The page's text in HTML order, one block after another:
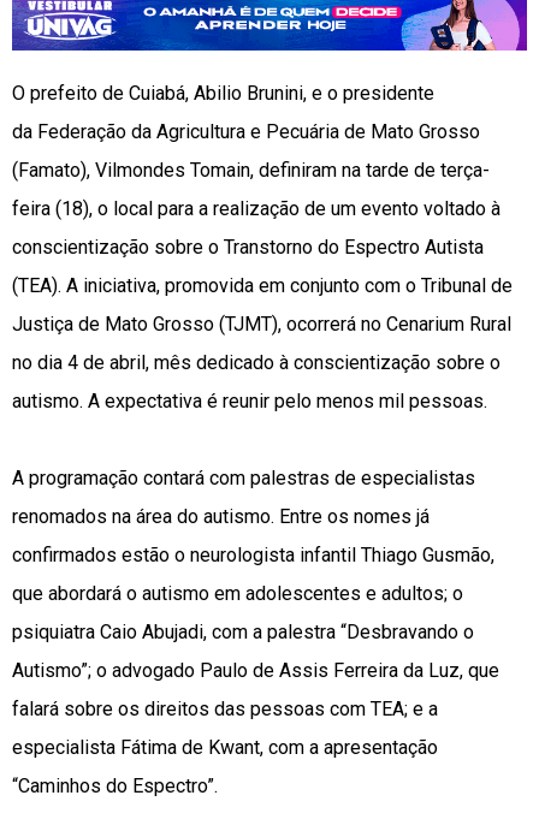
O prefeito de Cuiabá, Abilio Brunini, e o presidente
da Federação da Agricultura e Pecuária de Mato Grosso
(Famato), Vilmondes Tomain, definiram na tarde de terça-
feira (18), o local para a realização de um evento voltado à
conscientização sobre o Transtorno do Espectro Autista
(TEA). A iniciativa, promovida em conjunto com o Tribunal de
Justiça de Mato Grosso (TJMT), ocorrerá no Cenarium Rural
no dia 4 de abril, mês dedicado à conscientização sobre o
autismo. A expectativa é reunir pelo menos mil pessoas.
A programação contará com palestras de especialistas
renomados na área do autismo. Entre os nomes já
confirmados estão o neurologista infantil Thiago Gusmão,
que abordará o autismo em adolescentes e adultos; o
psiquiatra Caio Abujadi, com a palestra “Desbravando o
Autismo”; o advogado Paulo de Assis Ferreira da Luz, que
falará sobre os direitos das pessoas com TEA; e a
especialista Fátima de Kwant, com a apresentação
“Caminhos do Espectro”.